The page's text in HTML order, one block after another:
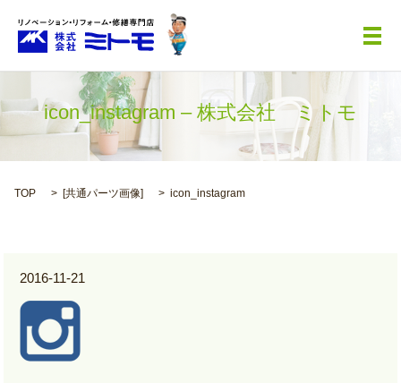
メ
icon_instagram – 株式会社 ミトモ
TOP [共通パーツ画像] icon_instagram
2016-11-21